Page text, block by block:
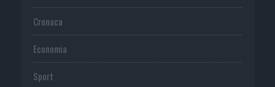
Cronaca
Economia
Sport